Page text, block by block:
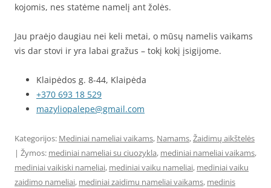
kojomis, nes statėme namelį ant žolės.
Jau praėjo daugiau nei keli metai, o mūsų namelis vaikams
vis dar stovi ir yra labai gražus – tokį kokį įsigijome.
Klaipėdos g. 8-44, Klaipėda
+370 693 18 529
mazyliopalepe@gmail.com
Kategorijos: Mediniai nameliai vaikams, Namams,Žaidimų aikštelės
| Žymos: mediniai nameliai su ciuozykla, mediniai nameliai vaikams,
mediniai vaikiski nameliai, mediniai vaiku nameliai, mediniai vaiku
zaidimo nameliai, mediniai zaidimu nameliai vaikams, medinis